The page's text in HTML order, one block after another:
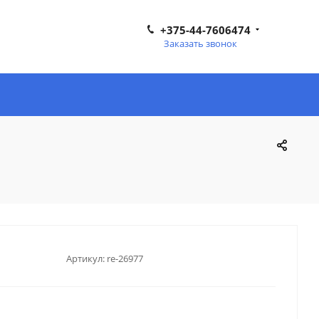
+375-44-7606474
Заказать звонок
Артикул: re-26977